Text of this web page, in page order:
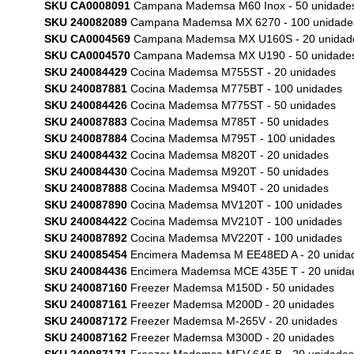
SKU CA0008091 Campana Mademsa M60 Inox - 50
SKU 240082089 Campana Mademsa MX 6270 - 100
SKU CA0004569 Campana Mademsa MX U160S - 20
SKU CA0004570 Campana Mademsa MX U190 - 50
SKU 240084429 Cocina Mademsa M755ST - 20 unidades
SKU 240087881 Cocina Mademsa M775BT - 100 unidades
SKU 240084426 Cocina Mademsa M775ST - 50 unidades
SKU 240087883 Cocina Mademsa M785T - 50 unidades
SKU 240087884 Cocina Mademsa M795T - 100 unidades
SKU 240084432 Cocina Mademsa M820T - 20 unidades
SKU 240084430 Cocina Mademsa M920T - 50 unidades
SKU 240087888 Cocina Mademsa M940T - 20 unidades
SKU 240087890 Cocina Mademsa MV120T - 100 unidades
SKU 240084422 Cocina Mademsa MV210T - 100 unidades
SKU 240087892 Cocina Mademsa MV220T - 100 unidades
SKU 240085454 Encimera Mademsa M EE48ED A - 20
SKU 240084436 Encimera Mademsa MCE 435E T - 20
SKU 240087160 Freezer Mademsa M150D - 50 unidades
SKU 240087161 Freezer Mademsa M200D - 20 unidades
SKU 240087172 Freezer Mademsa M-265V - 20 unidades
SKU 240087162 Freezer Mademsa M300D - 20 unidades